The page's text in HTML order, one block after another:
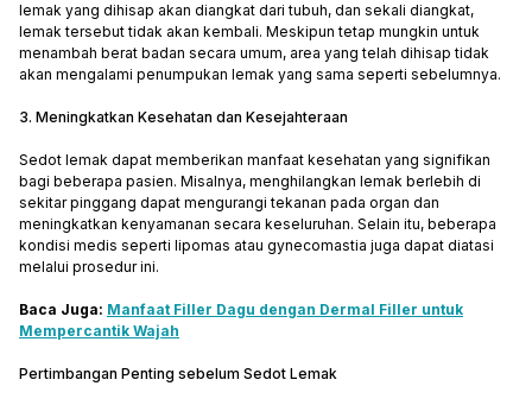
lemak yang dihisap akan diangkat dari tubuh, dan sekali diangkat,
lemak tersebut tidak akan kembali. Meskipun tetap mungkin untuk
menambah berat badan secara umum, area yang telah dihisap tidak
akan mengalami penumpukan lemak yang sama seperti sebelumnya.
3. Meningkatkan Kesehatan dan Kesejahteraan
Sedot lemak dapat memberikan manfaat kesehatan yang signifikan
bagi beberapa pasien. Misalnya, menghilangkan lemak berlebih di
sekitar pinggang dapat mengurangi tekanan pada organ dan
meningkatkan kenyamanan secara keseluruhan. Selain itu, beberapa
kondisi medis seperti lipomas atau gynecomastia juga dapat diatasi
melalui prosedur ini.
Baca Juga: Manfaat Filler Dagu dengan Dermal Filler untuk
Mempercantik Wajah
Pertimbangan Penting sebelum Sedot Lemak